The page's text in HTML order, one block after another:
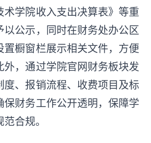
术学院收入支出决算表》等重
以公示，同时在财务处办公区
置橱窗栏展示相关文件，方便
外，通过学院官网财务板块发
度、报销流程、收费项目及标
保财务工作公开透明，保障学
合规。